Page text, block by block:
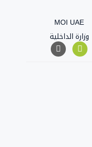
MOI UAE
وزارة الداخلية